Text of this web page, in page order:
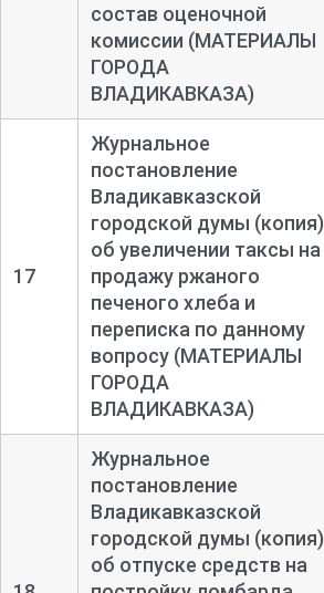
состав оценочной
комиссии (МАТЕРИАЛЫ
ГОРОДА
ВЛАДИКАВКАЗА)
17
Журнальное
постановление
Владикавказской
городской думы (копия)
об увеличении таксы на
продажу ржаного
печеного хлеба и
переписка по данному
вопросу (МАТЕРИАЛЫ
ГОРОДА
ВЛАДИКАВКАЗА)
Журнальное
постановление
Владикавказской
городской думы (копия)
об отпуске средств на